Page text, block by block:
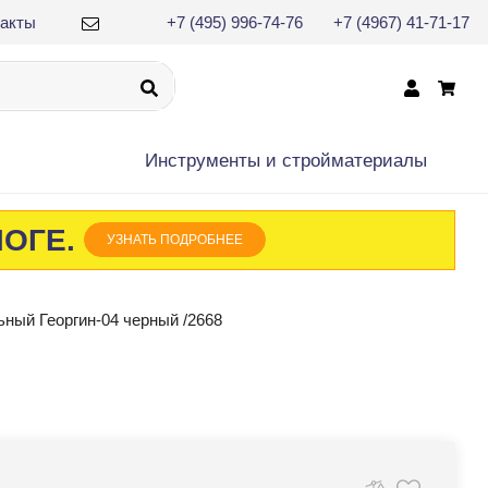
+7 (495) 996-74-76 +7 (4967) 41-71-17
Инструменты и cтройматериалы
УЗНАТЬ ПОДРОБНЕЕ
Георгин-04 черный /2668